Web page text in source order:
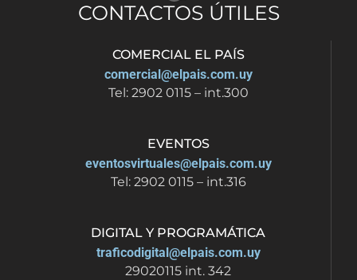
CONTACTOS ÚTILES
COMERCIAL EL PAÍS
comercial@elpais.com.uy
Tel: 2902 0115 – int.300
EVENTOS
eventosvirtuales@elpais.com.uy
Tel: 2902 0115 – int.316
DIGITAL Y PROGRAMÁTICA
traficodigital@elpais.com.uy
29020115 int. 342